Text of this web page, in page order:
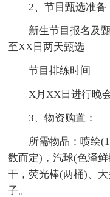
2、节目甄选准备
新生节目报名及
至XX日两天甄选
节目排练时间
X月XX日进行晚
3、物资购置：
所需物品：喷绘
数而定)，汽球(色泽
干，荧光棒(两桶)、
子。